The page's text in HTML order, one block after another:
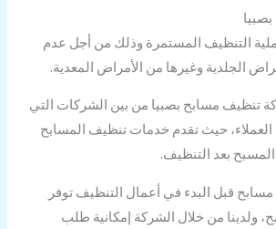
التنظيف المستمرة وذلك من أجل عدم
الجلدية وغيرها من الأمراض المعدية.
تنظيف مسابح بصبيا من بين الشركات التي
العملاء، حيث تقدم خدمات تنظيف المسابح
بعد التنظيف.
قبل البدء في أعمال التنظيف توفر
ولدينا من خلال الشركة إمكانية طلب